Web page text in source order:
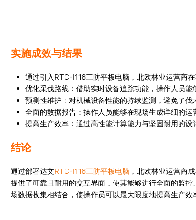
实施成效与结果
通过引入RTC-I116三防平板电脑，北欧林业运营商
优化采伐路线：借助实时设备追踪功能，操作人员
预测性维护：对机械设备性能的持续监测，避免了伐
全面的数据报告：操作人员能够在现场生成详细的运
提高生产效率：通过高性能计算能力与坚固耐用的
结论
通过部署达文RTC-I116三防平板电脑 ，北欧林业运营商
提供了可靠且耐用的交互界面，使其能够进行全面的监
场数据收集相结合，使操作员可以最大限度地提高生产效